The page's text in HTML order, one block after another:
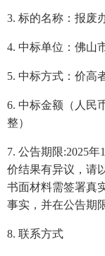
3. 标的名称：报废
4. 中标单位：佛山
5. 中标方式：价高
6. 中标金额（人民
整）
7. 公告期限:2025年
价结果有异议，请
书面材料需签署真
事实，并在公告期
8. 联系方式